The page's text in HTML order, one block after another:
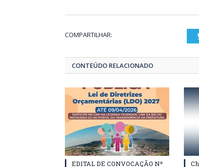
COMPARTILHAR:
CONTEÚDO RELACIONADO
EDITAL DE CONVOCAÇÃO Nº